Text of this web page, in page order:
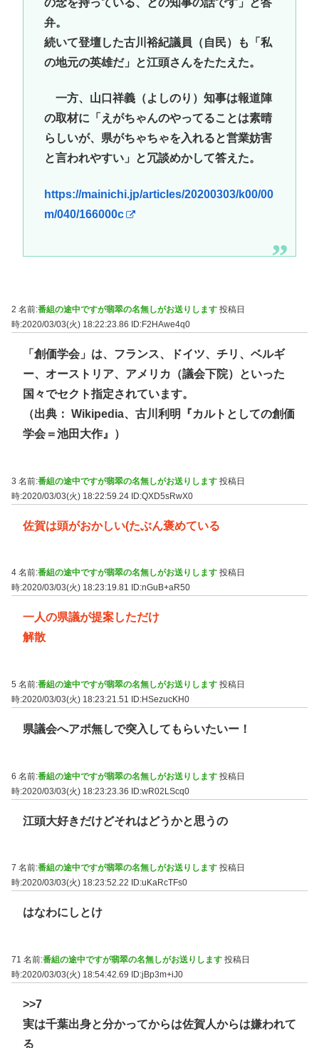
弁。
続いて登壇した古川裕紀議員（自民）も「私
の地元の英雄だ」と江頭さんをたたえた。
一方、山口祥義（よしのり）知事は報道陣
の取材に「えがちゃんのやってることは素晴
らしいが、県がちゃちゃを入れると営業妨害
と言われやすい」と冗談めかして答えた。
https://mainichi.jp/articles/20200303/k00/00
m/040/166000c
2 名前:番組の途中ですが翡翠の名無しがお送りします 投稿日
時:2020/03/03(火) 18:22:23.86
ID:F2HAwe4q0
「創価学会」は、フランス、ドイツ、チリ、ベルギ
ー、オーストリア、アメリカ（議会下院）といった
国々でセクト指定されています。
（出典： Wikipedia、古川利明『カルトとしての創価
学会＝池田大作』）
3 名前:番組の途中ですが翡翠の名無しがお送りします 投稿日
時:2020/03/03(火) 18:22:59.24 ID:QXD5sRwX0
佐賀は頭がおかしい(たぶん褒めている
4 名前:番組の途中ですが翡翠の名無しがお送りします 投稿日
時:2020/03/03(火) 18:23:19.81
ID:nGuB+aR50
一人の県議が提案しただけ
解散
5 名前:番組の途中ですが翡翠の名無しがお送りします 投稿日
時:2020/03/03(火) 18:23:21.51
ID:HSezucKH0
県議会へアポ無しで突入してもらいたいー！
6 名前:番組の途中ですが翡翠の名無しがお送りします 投稿日
時:2020/03/03(火) 18:23:23.36 ID:wR02LScq0
江頭大好きだけどそれはどうかと思うの
7 名前:番組の途中ですが翡翠の名無しがお送りします 投稿日
時:2020/03/03(火) 18:23:52.22
ID:uKaRcTFs0
はなわにしとけ
71 名前:番組の途中ですが翡翠の名無しがお送りします 投稿日
時:2020/03/03(火) 18:54:42.69 ID:jBp3m+iJ0
>>7
実は千葉出身と分かってからは佐賀人からは嫌われて
る